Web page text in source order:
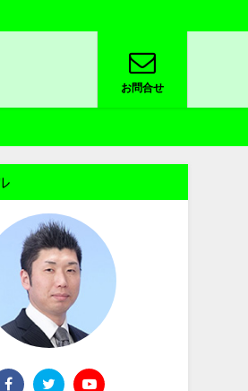
お問合せ